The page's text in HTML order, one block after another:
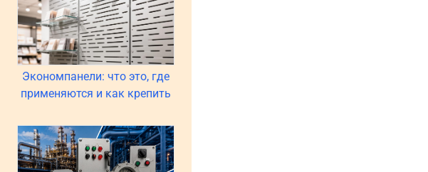
Экономпанели: что это, где
применяются и как крепить